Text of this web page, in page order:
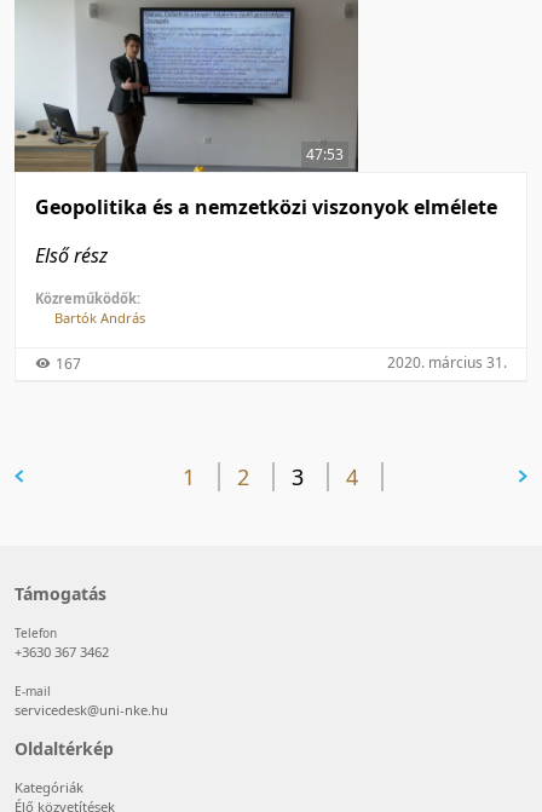
47:53
Geopolitika és a nemzetközi viszonyok elmélete
Első rész
Közreműködők:
Bartók András
167 2020. március 31.
1 2 3 4
Támogatás
Telefon
+3630 367 3462
E-mail
servicedesk@uni-nke.hu
Oldaltérkép
Kategóriák
Élő közvetítések